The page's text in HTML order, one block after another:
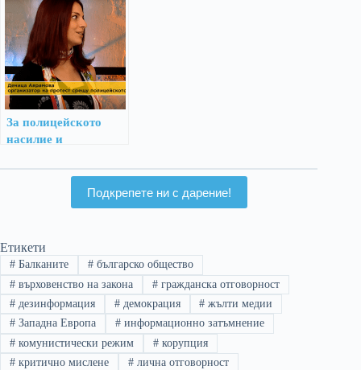
За полицейското
насилие и
реформи в МВР
Подкрепете ни с дарение!
Етикети
#Балканите #българско общество
#върховенство на закона #гражданска отговорност
#дезинформация #демокрация # жълти медии
#Западна Европа #информационно затъмнение
#комунистически режим #корупция
#критично мислене #лична отговорност